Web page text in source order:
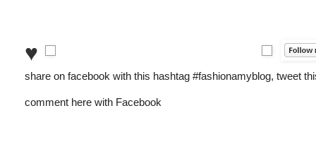
♥
share on facebook with this hashtag #fashionamyblog, tweet
comment here with Facebook